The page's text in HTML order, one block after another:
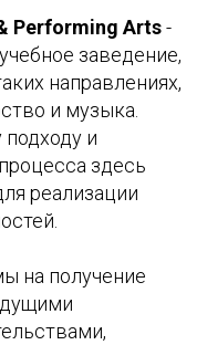
Performing Arts-
заведение,
направлениях,
и музыка.
и
здесь
реализации
на получение